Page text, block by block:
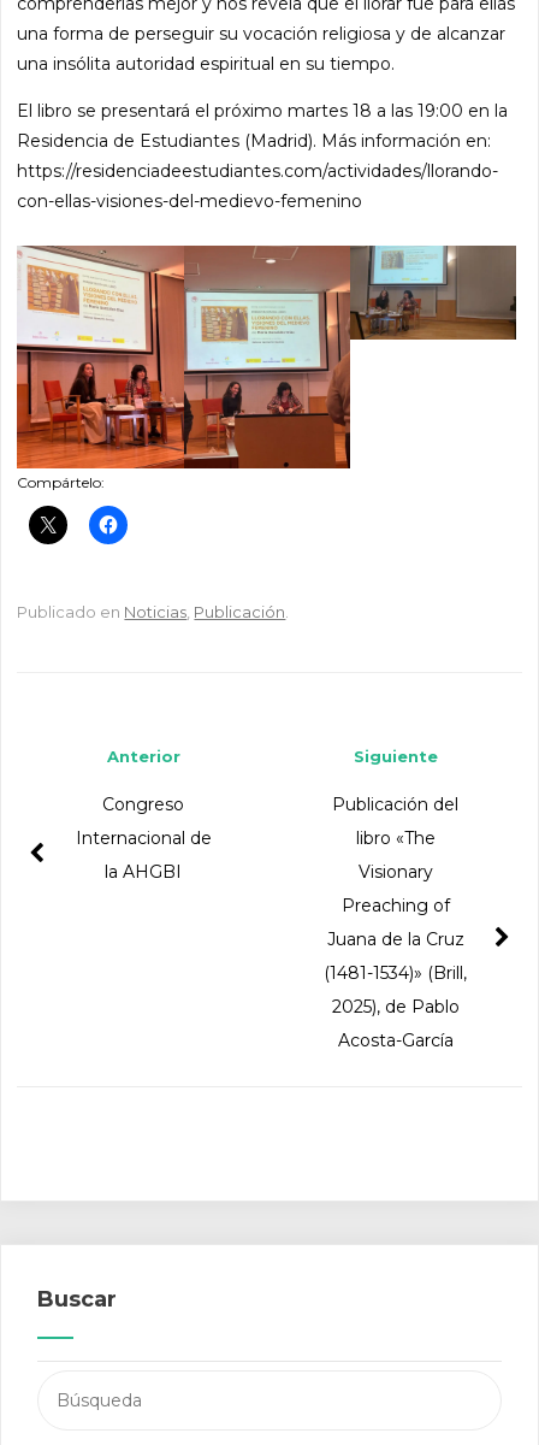
una forma de perseguir su vocación religiosa y de alcanzar
una insólita autoridad espiritual en su tiempo.
El libro se presentará el próximo martes 18 a las 19:00 en la
Residencia de Estudiantes (Madrid). Más información en:
https://residenciadeestudiantes.com/actividades/llorando-
con-ellas-visiones-del-medievo-femenino
Compártelo:
Publicado en Noticias, Publicación.
Siguiente
Publicación del
libro «The
Visionary
Preaching of
Juana de la Cruz
(1481-1534)» (Brill,
2025), de Pablo
Acosta-García
Anterior
Congreso
Internacional de
la AHGBI
Buscar